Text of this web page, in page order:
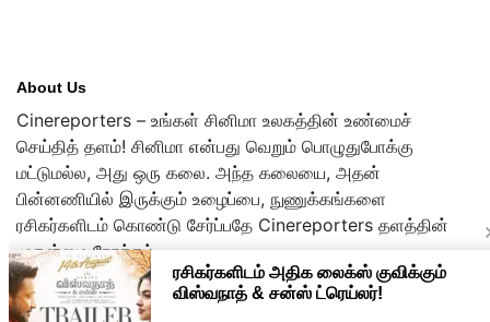
About Us
Cinereporters – உங்கள் சினிமா உலகத்தின் உண்மைச்
செய்தித் தளம்! சினிமா என்பது வெறும் பொழுதுபோக்கு
மட்டுமல்ல, அது ஒரு கலை. அந்த கலையை, அதன்
பின்னணியில் இருக்கும் உழைப்பை, நுணுக்கங்களை
ரசிகர்களிடம் கொண்டு சேர்ப்பதே Cinereporters தளத்தின்
முதன்மை நோக்கம்.